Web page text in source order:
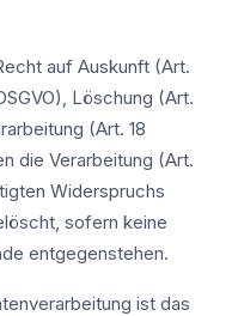
auf Auskunft (Art.
Löschung (Art.
(Art. 18
die Verarbeitung (Art.
Widerspruchs
sofern keine
entgegenstehen.
ist das